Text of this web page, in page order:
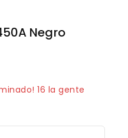
Negro
los últimos 7 horas
16 la gente